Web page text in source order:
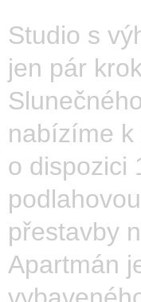
Studio s
jen pár
nabízíme
o dispozici
přestavby
Apartmán